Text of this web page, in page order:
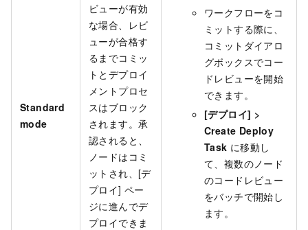
Standard
mode
ビューが有効
な場合、レビ
ューが合格す
るまでコミッ
トとデプロイ
メントプロセ
スはブロック
されます。承
認されると、
ノードはコミ
ットされ、[デ
プロイ] ペー
ジに進んでデ
プロイできま
ワークフローをコ
ミットする際に、
コミットダイアロ
グボックスでコー
ドレビューを開始
できます。
[デプロイ] >
Create Deploy
Task に移動し
て、複数のノード
のコードレビュー
をバッチで開始し
ます。